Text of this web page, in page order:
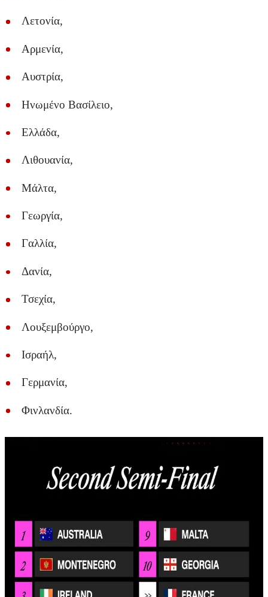
Λετονία,
Αρμενία,
Αυστρία,
Ηνωμένο Βασίλειο,
Ελλάδα,
Λιθουανία,
Μάλτα,
Γεωργία,
Γαλλία,
Δανία,
Τσεχία,
Λουξεμβούργο,
Ισραήλ,
Γερμανία,
Φινλανδία.